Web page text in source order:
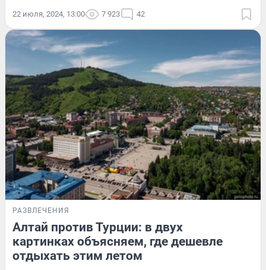
22 июля, 2024, 13:00 7 923 42
РАЗВЛЕЧЕНИЯ
Алтай против Турции: в двух
картинках объясняем, где дешевле
отдыхать этим летом